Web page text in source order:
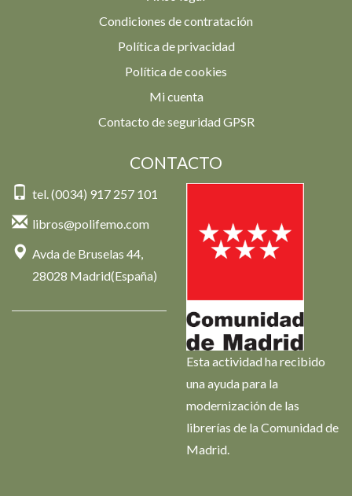
Condiciones de contratación
Política de privacidad
Política de cookies
Mi cuenta
Contacto de seguridad GPSR
CONTACTO
tel. (0034) 917 257 101
libros@polifemo.com
Avda de Bruselas 44,
28028 Madrid(España)
Esta actividad ha recibido
una ayuda para la
modernización de las
librerías de la Comunidad de
Madrid.